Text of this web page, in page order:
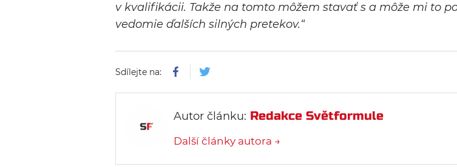
v kvalifikácii. Takže na tomto môžem stavať s a môže mi to
vedomie ďalších silných pretekov.“
Sdílejte na:
Autor článku: Redakce Světformule
Další články autora →